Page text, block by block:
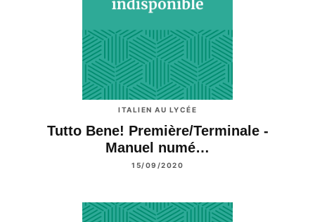
ITALIEN AU LYCÉE
Tutto Bene! Première/Terminale -
Manuel numé…
15/09/2020